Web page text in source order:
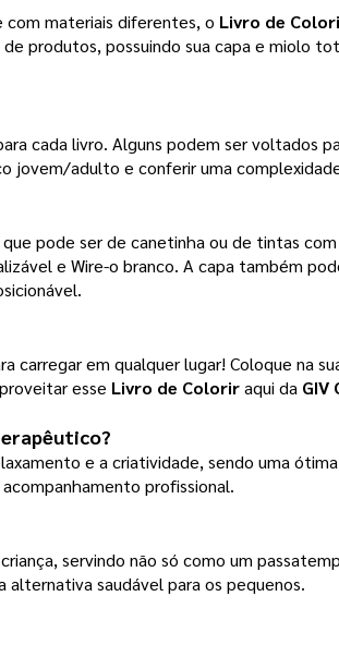
com materiais diferentes, o Livro de
produtos, possuindo sua capa e miolo
cada livro. Alguns podem ser voltados
jovem/adulto e conferir uma
pode ser de canetinha ou de tintas
e Wire-o branco. A capa também
carregar em qualquer lugar! Coloque na
esse Livro de Colorir aqui da GIV
e a criatividade, sendo uma
profissional.
servindo não só como um
saudável para os pequenos.